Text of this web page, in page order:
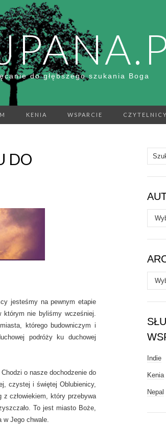
do głębszego szukania Boga
KENIA WSPARCIE CZYTELNICY
DO
jesteśmy na pewnym etapie
nie byliśmy wcześniej.
którego budowniczym i
podróży ku duchowej
Chodzi o nasze dochodzenie do
czystej i świętej Oblubienicy,
z człowiekiem, który przebywa
To jest miasto Boże,
w Jego chwale.
/
Indie
Kenia
Nepal